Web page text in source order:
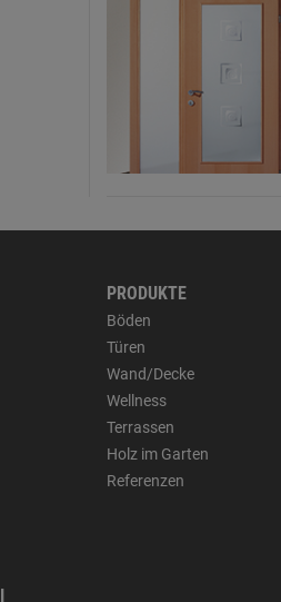
PRODUKTE
Böden
Türen
Wand/Decke
Wellness
Terrassen
Holz im Garten
Referenzen